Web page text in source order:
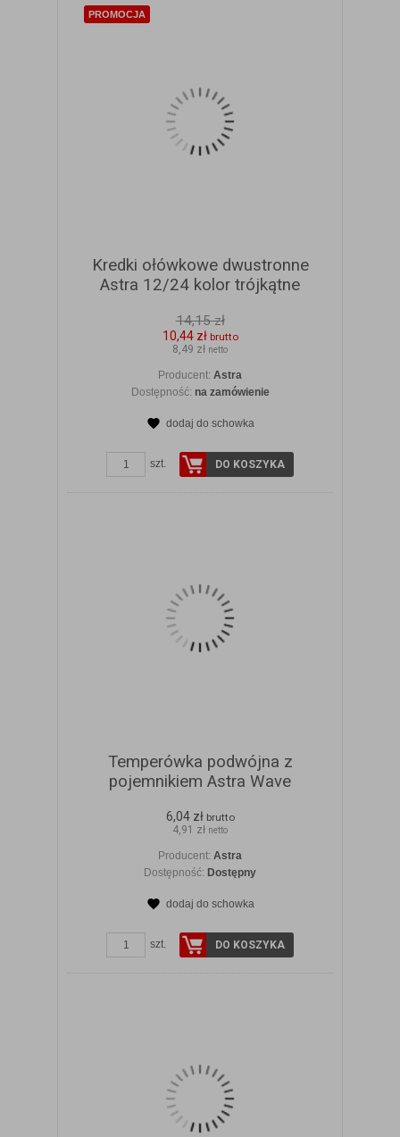
PROMOCJA
Kredki ołówkowe dwustronne
Astra 12/24 kolor trójkątne
14,15 zł
10,44 zł brutto
8,49 zł netto
Producent: Astra
Dostępność: na zamówienie
dodaj do schowka
szt. DO KOSZYKA
Temperówka podwójna z
pojemnikiem Astra Wave
6,04 zł brutto
4,91 zł netto
Producent: Astra
Dostępność: Dostępny
dodaj do schowka
szt. DO KOSZYKA